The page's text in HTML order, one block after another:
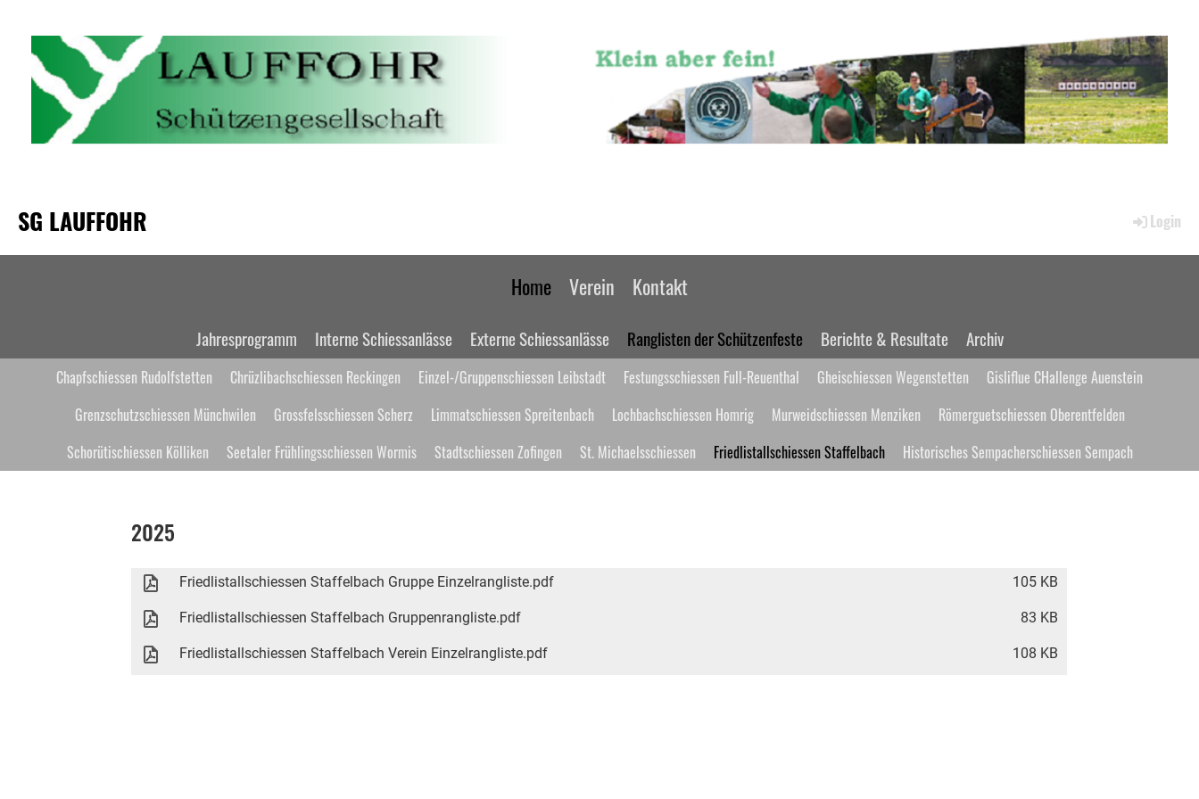
SG LAUFFOHR Login
Home Verein Kontakt
Jahresprogramm Interne Schiessanlässe Externe Schiessanlässe Ranglisten der Schützenfeste Berichte & Resultate Archiv
Chapfschiessen Rudolfstetten Chrüzlibachschiessen Reckingen Einzel-/Gruppenschiessen Leibstadt Festungsschiessen Full-Reuenthal Gheischiessen Wegenstetten
Gisliflue CHallenge Auenstein
Grenzschutzschiessen Münchwilen
Grossfelsschiessen Scherz Limmatschiessen Spreitenbach Lochbachschiessen Homrig Murweidschiessen Menziken
Römerguetschiessen Oberentfelden
Schorütischiessen Kölliken
Seetaler Frühlingsschiessen Wormis Stadtschiessen Zofingen St. Michaelsschiessen Friedlistallschiessen Staffelbach Historisches Sempacherschiessen Sempach
2025
Friedlistallschiessen Staffelbach Gruppe Einzelrangliste.pdf 105 KB
Friedlistallschiessen Staffelbach Gruppenrangliste.pdf 83 KB
Friedlistallschiessen Staffelbach Verein Einzelrangliste.pdf 108 KB